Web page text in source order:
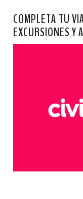
COMPLETA TU
EXCURSIONES Y